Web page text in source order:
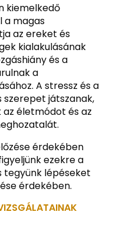
kiemelkedő
a magas
az ereket és
kialakulásának
és a
a
A stressz és a
szerepet játszanak,
életmódot és az
érdekében
ezekre a
tegyünk lépéseket
érdekében.